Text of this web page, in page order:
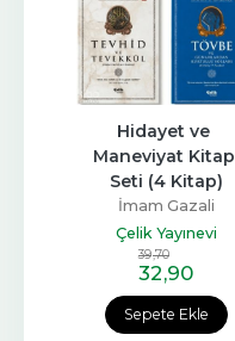
Sepete Ekle
Hidayet ve
Maneviyat Kitap
Seti (4 Kitap)
İmam Gazali
Çelik Yayınevi
39,70
32,90